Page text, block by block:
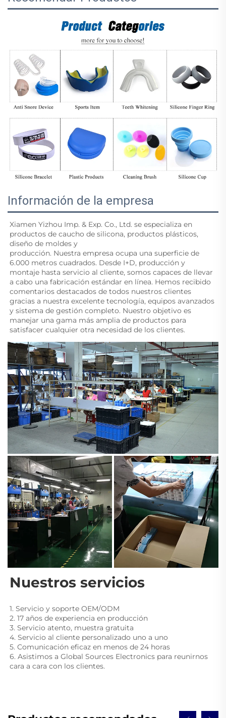
Información de la empresa
Xiamen Yizhou Imp. & Exp. Co., Ltd. se especializa en
productos de caucho de silicona, productos plásticos,
diseño de moldes y
producción. Nuestra empresa ocupa una superficie de
6.000 metros cuadrados. Desde I+D, producción y
montaje hasta servicio al cliente, somos capaces de llevar
a cabo una fabricación estándar en línea. Hemos recibido
comentarios destacados de todos nuestros clientes
gracias a nuestra excelente tecnología, equipos avanzados
y sistema de gestión completo. Nuestro objetivo es
manejar una gama más amplia de productos para
satisfacer cualquier otra necesidad de los clientes.
Nuestros servicios
1. Servicio y soporte OEM/ODM
2. 17 años de experiencia en producción
3. Servicio atento, muestra gratuita
4. Servicio al cliente personalizado uno a uno
5. Comunicación eficaz en menos de 24 horas
6. Asistimos a Global Sources Electronics para reunirnos
cara a cara con los clientes.